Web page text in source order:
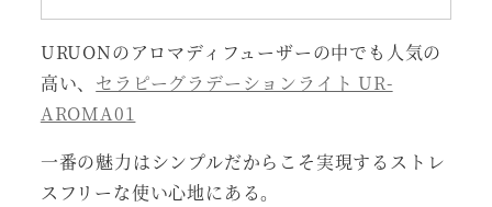
URUONのアロマディフューザーの中でも人気の
高い、 セラピーグラデーションライト UR-
AROMA01
一番の魅力はシンプルだからこそ実現するストレ
スフリーな使い心地にある。